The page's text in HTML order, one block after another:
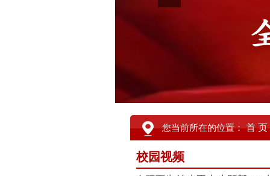
您当前所在的位置：首 页
校园视频